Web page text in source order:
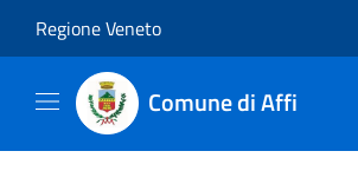
Regione Veneto
Comune di Affi